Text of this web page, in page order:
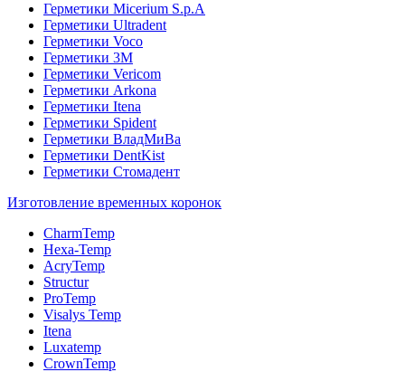
Герметики Micerium S.p.A
Герметики Ultradent
Герметики Voco
Герметики 3M
Герметики Vericom
Герметики Arkona
Герметики Itena
Герметики Spident
Герметики ВладМиВа
Герметики DentKist
Герметики Стомадент
Изготовление временных коронок
CharmTemp
Hexa-Temp
AcryTemp
Structur
ProTemp
Visalys Temp
Itena
Luxatemp
CrownTemp